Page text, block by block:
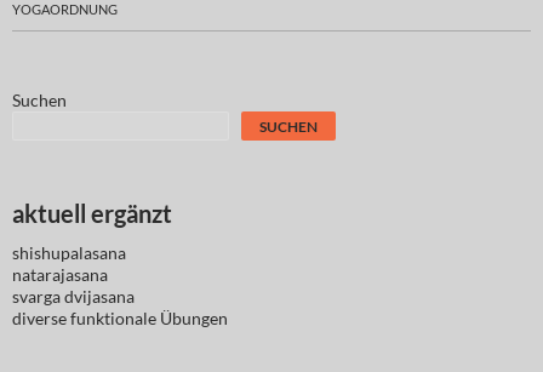
YOGAORDNUNG
Suchen
SUCHEN
aktuell ergänzt
shishupalasana
natarajasana
svarga dvijasana
diversefunktionale Übungen